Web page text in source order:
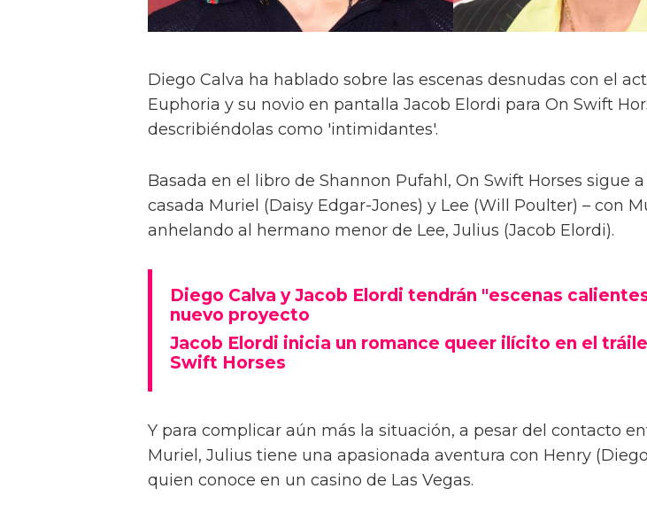
Diego Calva ha hablado sobre las escenas desnudas con el
Euphoria y su novio en pantalla Jacob Elordi para On Swift
describiéndolas como 'intimidantes'.
Basada en el libro de Shannon Pufahl, On Swift Horses sigue
casada Muriel (Daisy Edgar-Jones) y Lee (Will Poulter) – con
anhelando al hermano menor de Lee, Julius (Jacob Elordi).
Diego Calva y Jacob Elordi tendrán "escenas
nuevo proyecto
Jacob Elordi inicia un romance queer ilícito en el
Swift Horses
Y para complicar aún más la situación, a pesar del contacto
Muriel, Julius tiene una apasionada aventura con Henry
quien conoce en un casino de Las Vegas.